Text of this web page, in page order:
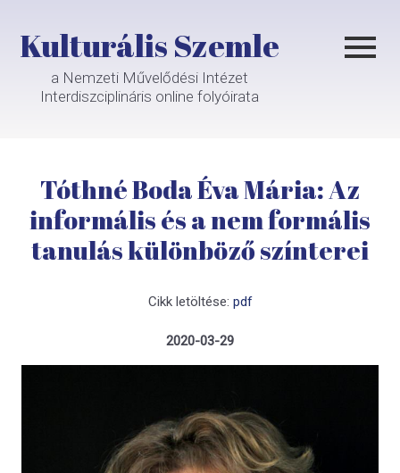
Kulturális Szemle
a Nemzeti Művelődési Intézet
Interdiszciplináris online folyóirata
Tóthné Boda Éva Mária: Az
informális és a nem formális
tanulás különböző színterei
Cikk letöltése: pdf
2020-03-29